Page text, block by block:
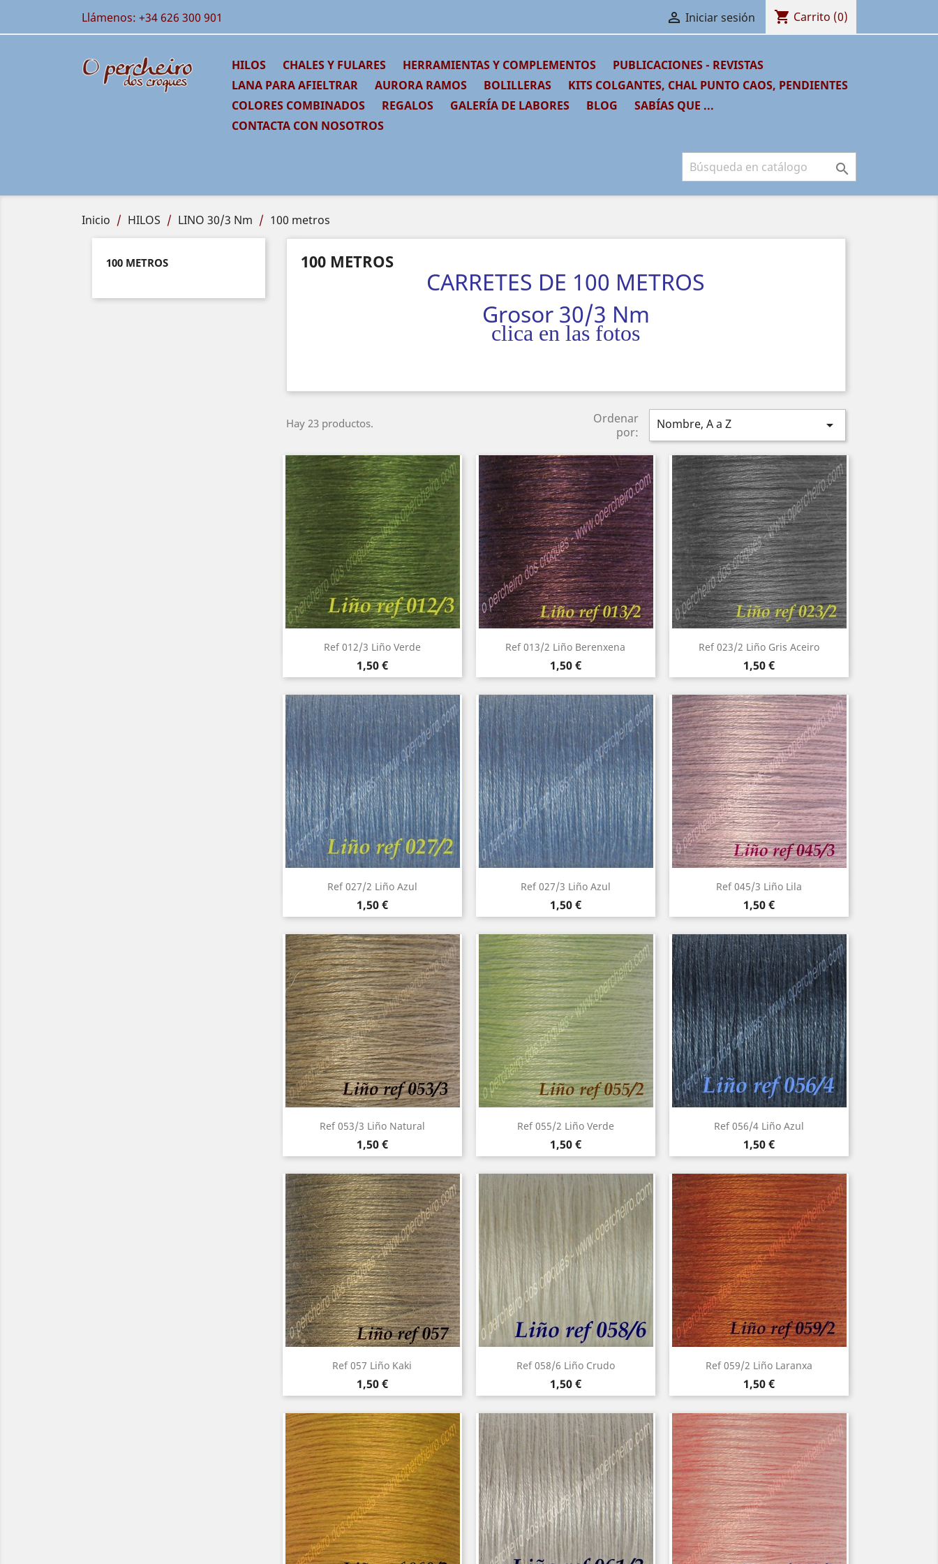
Llámenos: +34 626 300 901  Iniciar sesión shopping_cart Carrito (0)
HILOS CHALES Y FULARES HERRAMIENTAS Y COMPLEMENTOS
PUBLICACIONES - REVISTAS
LANA PARA AFIELTRAR
AURORA RAMOS BOLILLERAS
KITS COLGANTES, CHAL PUNTO CAOS, PENDIENTES
COLORES COMBINADOS
REGALOS GALERÍA DE LABORES BLOG
SABÍAS QUE ...
CONTACTA CON NOSOTROS

Inicio HILOS LINO 30/3 Nm 100 metros
100 METROS 100 METROS
CARRETES DE 100 METROS
Grosor 30/3 Nm
clica en las fotos
Hay 23 productos.
Ordenar
por:
Nombre, A a Z 
Ref 012/3 Liño Verde
Precio
1,50 €
Vista rápida Ref 013/2 Liño Berenxena
Precio
1,50 €
Vista rápida Ref 023/2 Liño Gris Aceiro
Precio
1,50 €
Vista rápida
Ref 027/2 Liño Azul
Precio
1,50 €
Vista rápida Ref 027/3 Liño Azul
Precio
1,50 €
Vista rápida Ref 045/3 Liño Lila
Precio
1,50 €
Vista rápida
Ref 053/3 Liño Natural
Precio
1,50 €
Vista rápida Ref 055/2 Liño Verde
Precio
1,50 €
Vista rápida Ref 056/4 Liño Azul
Precio
1,50 €
Vista rápida
Ref 057 Liño Kaki
Precio
1,50 €
Vista rápida Ref 058/6 Liño Crudo
Precio
1,50 €
Vista rápida Ref 059/2 Liño Laranxa
Precio
1,50 €
Vista rápida